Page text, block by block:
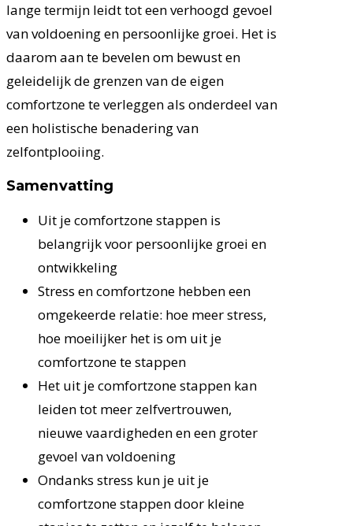
lange termijn leidt tot een verhoogd gevoel
van voldoening en persoonlijke groei. Het is
daarom aan te bevelen om bewust en
geleidelijk de grenzen van de eigen
comfortzone te verleggen als onderdeel van
een holistische benadering van
zelfontplooiing.
Samenvatting
Uit je comfortzone stappen is
belangrijk voor persoonlijke groei en
ontwikkeling
Stress en comfortzone hebben een
omgekeerde relatie: hoe meer stress,
hoe moeilijker het is om uit je
comfortzone te stappen
Het uit je comfortzone stappen kan
leiden tot meer zelfvertrouwen,
nieuwe vaardigheden en een groter
gevoel van voldoening
Ondanks stress kun je uit je
comfortzone stappen door kleine